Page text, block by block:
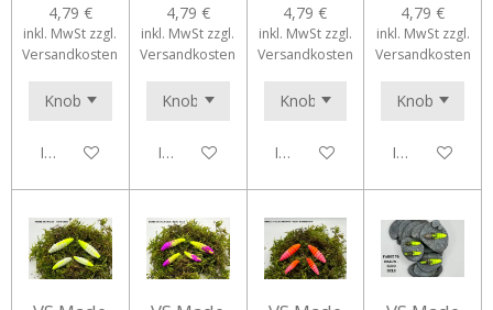
4,79 €
inkl. MwSt zzgl.
Versandkosten
In den Warenkorb
4,79 €
inkl. MwSt zzgl.
Versandkosten
In den Warenkorb
4,79 €
inkl. MwSt zzgl.
Versandkosten
In den Warenkorb
4,79 €
inkl. MwSt zzgl.
Versandkosten
In den